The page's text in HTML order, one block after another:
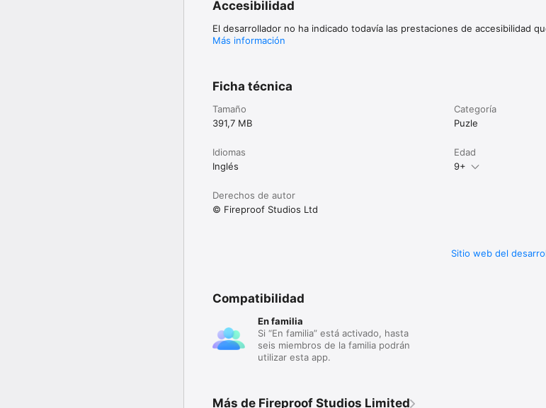
Accesibilidad
El desarrollador no ha indicado todavía las prestaciones de accesibilidad
Más información
Ficha técnica
Tamaño
391,7 MB
Categoría
Puzle
Idiomas
Inglés
Edad
9+
Derechos de autor
© Fireproof Studios Ltd
Sitio web del
Compatibilidad
En familia
Si “En familia” está activado, hasta
seis miembros de la familia podrán
utilizar esta app.
Más de Fireproof Studios Limited